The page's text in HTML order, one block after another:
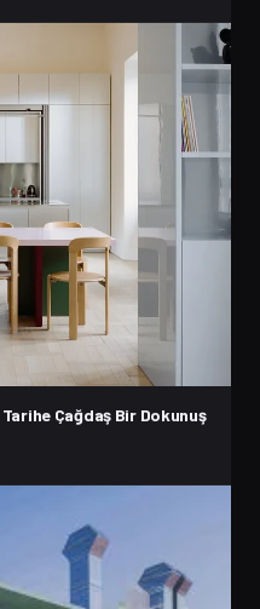
Çağdaş Bir Dokunuş